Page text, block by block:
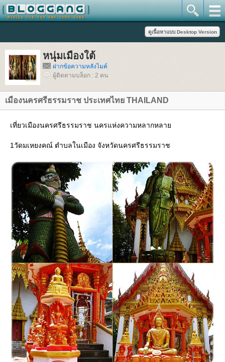
หนุ่มเมืองใต้
ฝากข้อความหลังไมค์
ผู้ติดตามบล็อก : 2 คน
เมืองนครศรีธรรมราช ประเทศไทย THAILAND
เที่ยวเมืองนครศรีธรรมราช นครแห่งความหลากหลา
1วัดมเหยงคณ์ ตำบลในเมือง จังหวัดนครศรีธรรมราช